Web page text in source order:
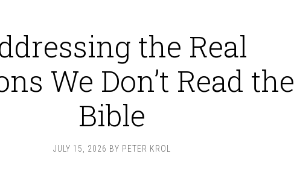
the Real
We Don’t Read the
Bible
JULY 15, 2026 BY PETER KROL